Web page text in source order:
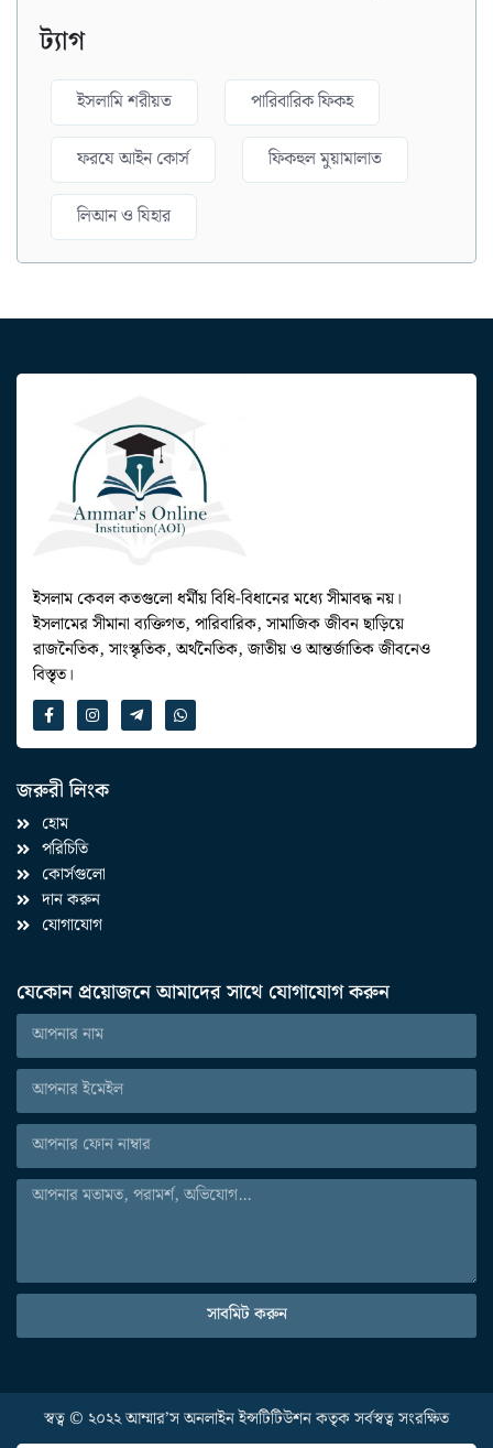
ট্যাগ
ইসলামি শরীয়ত পারিবারিক ফিকহ
ফরযে আইন কোর্স ফিকহুল মুয়ামালাত
লিআন ও যিহার
ইসলাম কেবল কতগুলো ধর্মীয় বিধি-বিধানের মধ্যে সীমাবদ্ধ নয়।
ইসলামের সীমানা ব্যক্তিগত, পারিবারিক, সামাজিক জীবন ছাড়িয়ে
রাজনৈতিক, সাংস্কৃতিক, অর্থনৈতিক, জাতীয় ও আন্তর্জাতিক জীবনেও
বিস্তৃত।
জরুরী লিংক
হোম
পরিচিতি
কোর্সগুলো
দান করুন
যোগাযোগ
যেকোন প্রয়োজনে আমাদের সাথে যোগাযোগ করুন
সাবমিট করুন
স্বত্ব © ২০২২ আম্মার’স অনলাইন ইন্সটিটিউশন কতৃক সর্বস্বত্ব সংরক্ষিত